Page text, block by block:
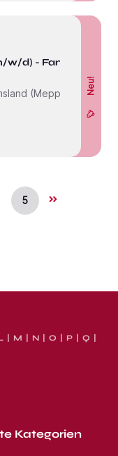
d) - Familiär,
(Meppen-
Neu!
5
M N O P Q
Kategorien